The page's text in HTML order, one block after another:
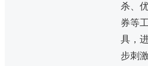
杀、
券等工
具，
步刺